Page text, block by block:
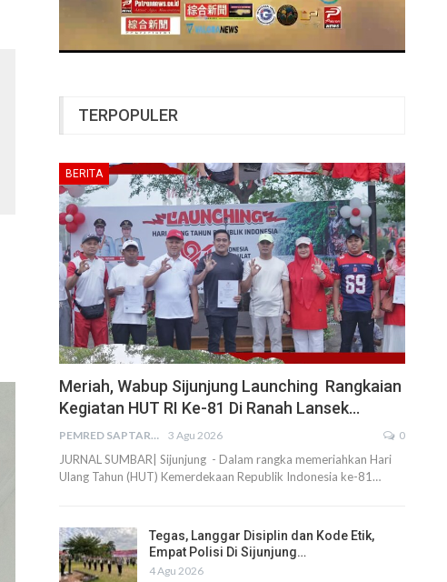
TERPOPULER
BERITA
Meriah, Wabup Sijunjung Launching Rangkaian
Kegiatan HUT RI Ke-81 Di Ranah Lansek…
PEMRED SAPTARIUS 3 Agu 2026 0
JURNAL SUMBAR| Sijunjung - Dalam rangka memeriahkan Hari
Ulang Tahun (HUT) Kemerdekaan Republik Indonesia ke-81…
Tegas, Langgar Disiplin dan Kode Etik,
Empat Polisi Di Sijunjung…
4 Agu 2026